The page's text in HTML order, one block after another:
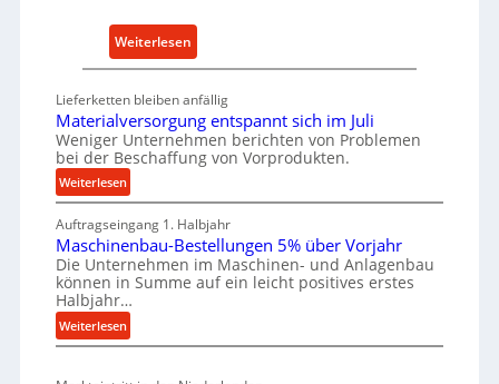
E
s
a
t
z
t
l
e
n
n
a
l
i
g
e
W
r
k
z
e
Weiterlesen
D
u
t
s
h
e
W
s
Lieferketten bleiben anfällig
Materialversorgung entspannt sich im Juli
Weniger Unternehmen berichten von Problemen
bei der Beschaffung von Vorprodukten.
Weiterlesen:
M
a
t
e
r
i
a
l
Auftragseingang 1. Halbjahr
Maschinenbau-Bestellungen 5% über Vorjahr
Die Unternehmen im Maschinen- und Anlagenbau
können in Summe auf ein leicht positives erstes
Halbjahr…
Weiterlesen:
M